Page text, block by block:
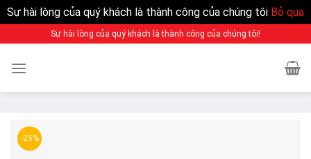
Sự hài lòng của quý khách là thành công của chúng tôi Bỏ qua
Sự hài lòng của quý khách là thành công của chúng tôi!
-25%